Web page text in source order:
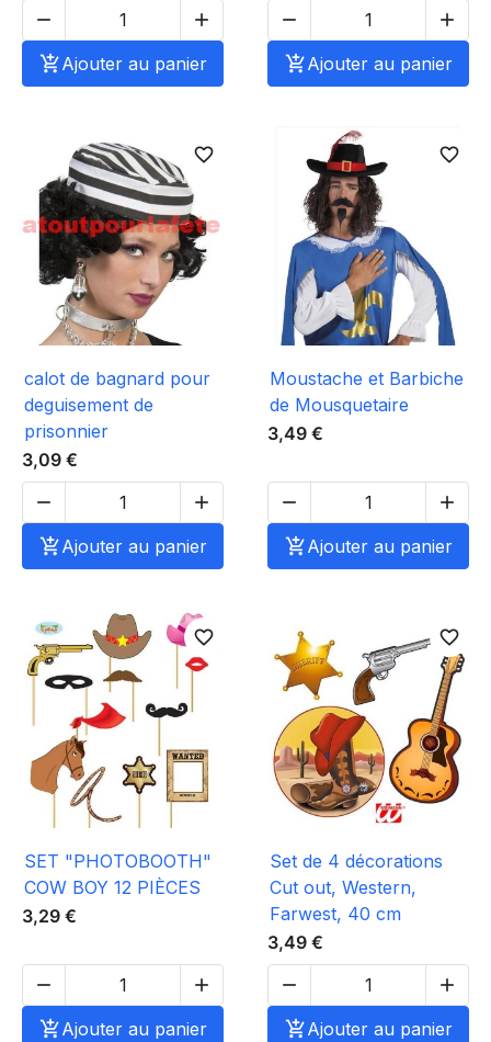


Ajouter au panier


Ajouter au panier
favorite_border
calot de bagnard pour
deguisement de
prisonnier
3,09 €


Ajouter au panier
favorite_border
Moustache et Barbiche
de Mousquetaire
3,49 €


Ajouter au panier
favorite_border
SET "PHOTOBOOTH"
COW BOY 12 PIÈCES
3,29 €


Ajouter au panier
favorite_border
Set de 4 décorations
Cut out, Western,
Farwest, 40 cm
3,49 €


Ajouter au panier